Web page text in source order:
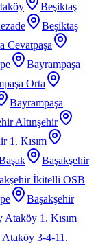
Beşiktaş
Beşiktaş
Cevatpaşa
Bayrampaşa
Orta
Bayrampaşa
Altınşehir
1. Kısım
Başakşehir
İkitelli OSB
Başakşehir
Ataköy 1. Kısım
Ataköy 3-4-11.